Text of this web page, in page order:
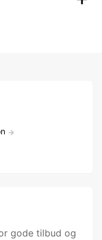
gode tilbud og